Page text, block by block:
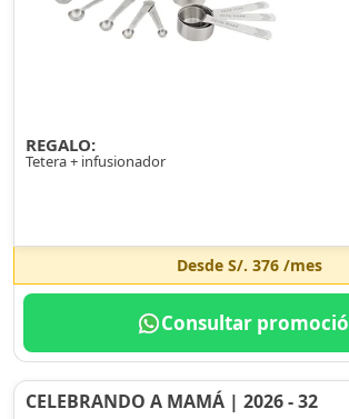
REGALO:
Tetera + infusionador
Desde S/. 376/mes
Consultar
CELEBRANDO A MAMÁ | 2026 - 32